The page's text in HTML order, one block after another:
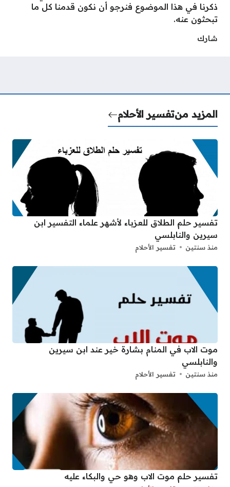
ذكرنا في هذا الموضوع فنرجو أن نكون قدمنا كل ما
تبحثون عنه.
شارك
المزيد منتفسير الأحلام
تفسير حلم الطلاق للعزباء لأشهر علماء التفسير ابن
سيرين والنابلسي
منذ سنتين تفسير الأحلام
موت الاب في المنام بشارة خير عند ابن سيرين
والنابلسي
منذ سنتين تفسير الأحلام
تفسير حلم موت الاب وهو حي والبكاء عليه